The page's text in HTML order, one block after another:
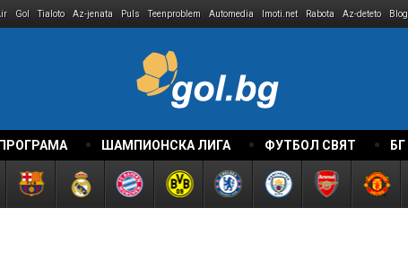
Gol Tialoto Az-jenata Puls Teenproblem Automedia Imoti.net Rabota Az-deteto Blog
ШАМПИОНСКА ЛИГА ФУТБОЛ СВЯТ